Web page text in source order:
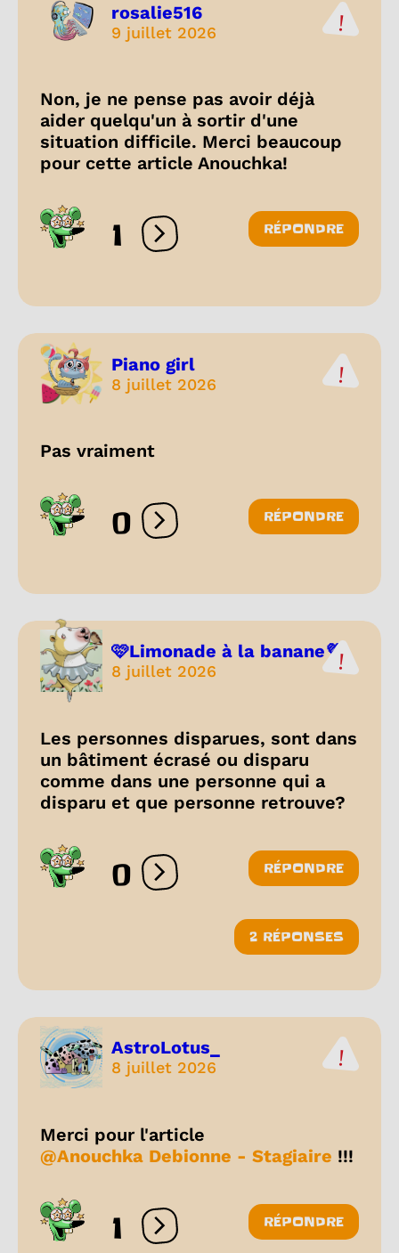
rosalie516
9 juillet 2026
Non, je ne pense pas avoir déjà
aider quelqu'un à sortir d'une
situation difficile. Merci beaucoup
pour cette article Anouchka!
1 Ouvrir les réactions
RÉPONDRE
Piano girl
8 juillet 2026
Pas vraiment
0 Ouvrir les réactions
RÉPONDRE
🩷Limonade à la banane💜
8 juillet 2026
Les personnes disparues, sont dans
un bâtiment écrasé ou disparu
comme dans une personne qui a
disparu et que personne retrouve?
0 Ouvrir les réactions
RÉPONDRE
2 RÉPONSES
AstroLotus_
8 juillet 2026
Merci pour l'article
@Anouchka Debionne - Stagiaire !!!
1 Ouvrir les réactions
RÉPONDRE